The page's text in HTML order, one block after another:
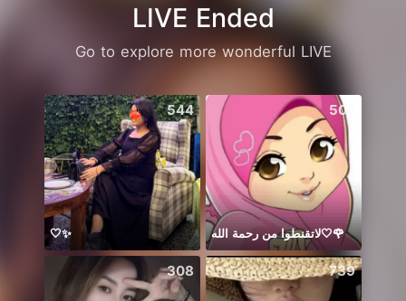
LIVE Ended
Go to explore more wonderful LIVE
544
🤍✨
507
لاتقنطوا من رحمة الله🤍🌹
308 739